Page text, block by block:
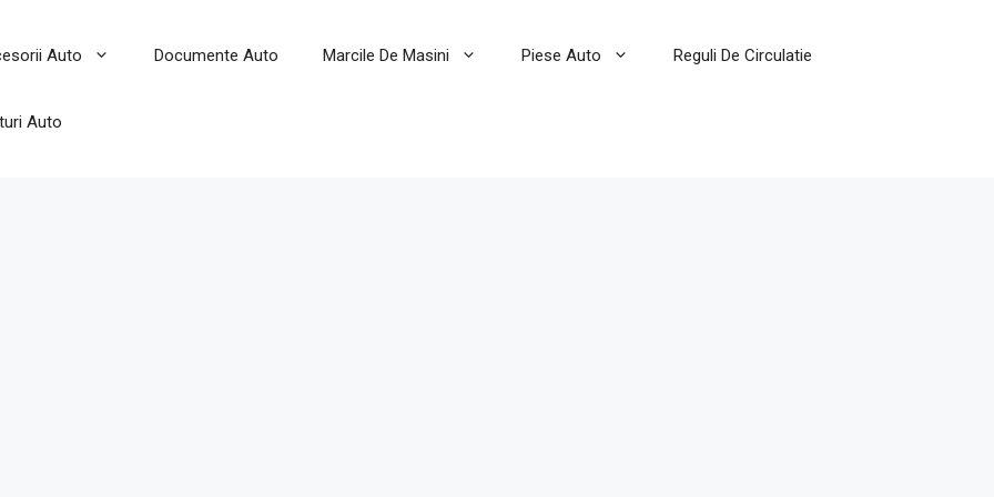
Auto Documente Auto Marcile De Masini Piese Auto Reguli De Circulatie
Auto